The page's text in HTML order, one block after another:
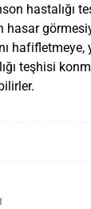
hastalığı
hasar
teşhisi